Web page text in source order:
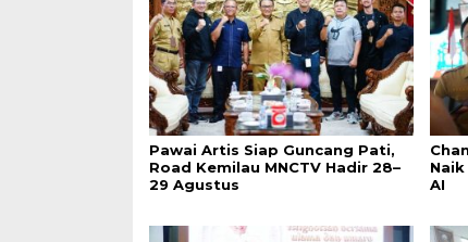
Pawai Artis Siap Guncang Pati,
Road Kemilau MNCTV Hadir 28–
29 Agustus
AI